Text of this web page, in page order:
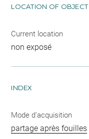
LOCATION OF OBJECT
Current location
non exposé
INDEX
Mode d'acquisition
partage après fouilles